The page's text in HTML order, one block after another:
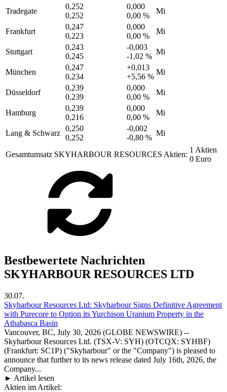
Tradegate
0,252
0,252
0,000
0,00 %
Mi
Frankfurt
0,247
0,223
0,000
0,00 %
Mi
Stuttgart
0,243
0,245
-0,003
-1,02 %
Mi
München
0,247
0,234
+0,013
+5,56 %
Mi
Düsseldorf
0,239
0,239
0,000
0,00 %
Mi
Hamburg
0,239
0,216
0,000
0,00 %
Mi
Lang & Schwarz
0,250
0,252
-0,002
-0,80 %
Mi
Gesamtumsatz SKYHARBOUR RESOURCES Aktien:
1 Aktien
0 Euro
Bestbewertete Nachrichten
SKYHARBOUR RESOURCES LTD
30.07.
Skyharbour Resources Ltd: Skyharbour Signs Definitive Agreement
with Purecore to Option its Yurchison Uranium Property in the
Athabasca Basin
Vancouver, BC, July 30, 2026 (GLOBE NEWSWIRE) --
Skyharbour Resources Ltd. (TSX-V: SYH) (OTCQX: SYHBF)
(Frankfurt: SC1P) ("Skyharbour" or the "Company") is pleased to
announce that further to its news release dated July 16th, 2026, the
Company...
► Artikel lesen
Aktien im Artikel: